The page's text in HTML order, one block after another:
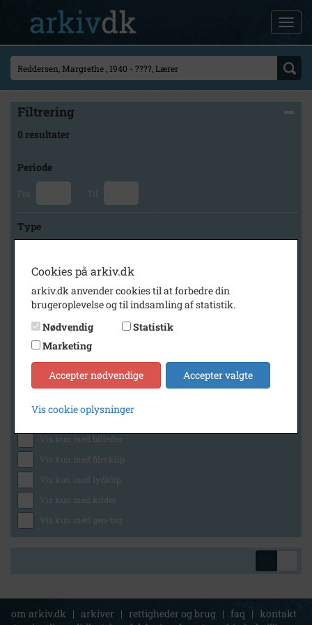
Filtrering
0 resultater
Periode
Fra Til
Type
Arkiv
Holbæk Stadsarkiv
Generelt
Vis kun med billeder
Vis kun med filmklip
Vis kun med lydklip
Vis kun med kilder
Vis kun med geo-tag
om arkiv.dk | arkiver | rettigheder og brug | faq | kontakt
Cookies på arkiv.dk
arkiv.dk anvender cookies til at forbedre din
brugeroplevelse og til indsamling af statistik.
Nødvendig
Statistik
Marketing
Accepter nødvendige Accepter valgte
Vis cookie oplysninger